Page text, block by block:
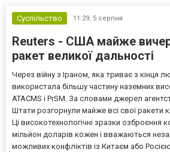
Суспільство
11:29, 5 серпня
Reuters - США майже
ракет великої дальності
Через війну з Іраном, яка триває з кінця
використала більшу частину наземних
ATACMS і PrSM. За словами джерел
Штати розгорнули майже всі свої ракети
Ці високотехнологічні зразки озброєння
мільйон доларів кожен і вважаються
можливих конфліктів із Китаєм або